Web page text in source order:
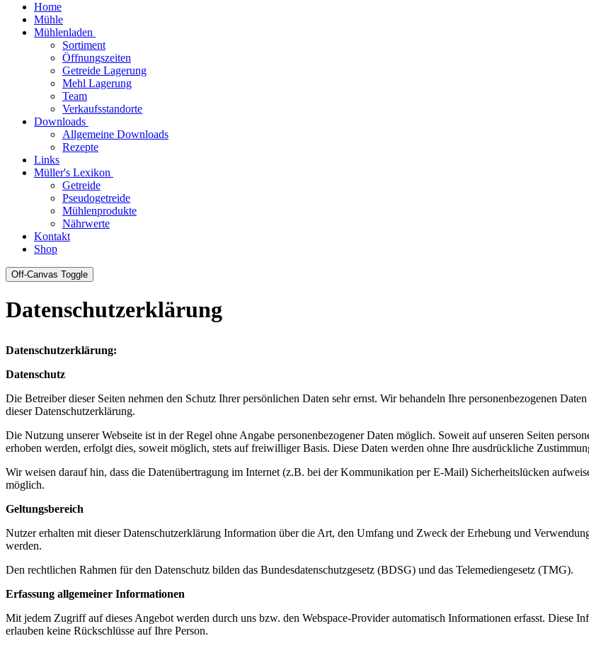
Home
Mühle
Mühlenladen
Sortiment
Öffnungszeiten
Getreide Lagerung
Mehl Lagerung
Team
Verkaufsstandorte
Downloads
Allgemeine Downloads
Rezepte
Links
Müller's Lexikon
Getreide
Pseudogetreide
Mühlenprodukte
Nährwerte
Kontakt
Shop
Off-Canvas Toggle
Datenschutzerklärung
Datenschutzerklärung:
Datenschutz
Die Betreiber dieser Seiten nehmen den Schutz Ihrer persönlichen Daten sehr ernst. Wir behandeln Ihre personenbezogenen
dieser Datenschutzerklärung.
Die Nutzung unserer Webseite ist in der Regel ohne Angabe personenbezogener Daten möglich. Soweit auf unseren Seiten
erhoben werden, erfolgt dies, soweit möglich, stets auf freiwilliger Basis. Diese Daten werden ohne Ihre ausdrückliche
Wir weisen darauf hin, dass die Datenübertragung im Internet (z.B. bei der Kommunikation per E-Mail) Sicherheitslücken
möglich.
Geltungsbereich
Nutzer erhalten mit dieser Datenschutzerklärung Information über die Art, den Umfang und Zweck der Erhebung und
werden.
Den rechtlichen Rahmen für den Datenschutz bilden das Bundesdatenschutzgesetz (BDSG) und das Telemediengesetz (TMG).
Erfassung allgemeiner Informationen
Mit jedem Zugriff auf dieses Angebot werden durch uns bzw. den Webspace-Provider automatisch Informationen erfasst. Diese
erlauben keine Rückschlüsse auf Ihre Person.